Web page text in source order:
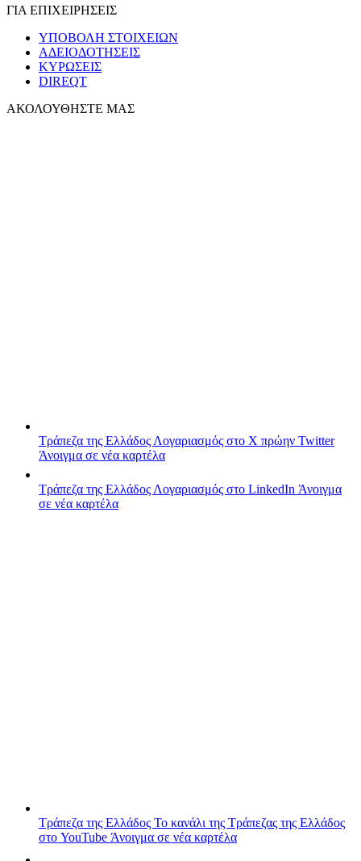
ΓΙΑ ΕΠΙΧΕΙΡΗΣΕΙΣ
ΥΠΟΒΟΛΗ ΣΤΟΙΧΕΙΩΝ
ΑΔΕΙΟΔΟΤΗΣΕΙΣ
ΚΥΡΩΣΕΙΣ
DIREQT
ΑΚΟΛΟΥΘΗΣΤΕ ΜΑΣ
Τράπεζα της Ελλάδος Λογαριασμός στο X πρώην Twitter
Άνοιγμα σε νέα καρτέλα
Τράπεζα της Ελλάδος Λογαριασμός στο LinkedIn Άνοιγμα
σε νέα καρτέλα
Τράπεζα της Ελλάδος Το κανάλι της Τράπεζας της Ελλάδος
στο YouTube Άνοιγμα σε νέα καρτέλα